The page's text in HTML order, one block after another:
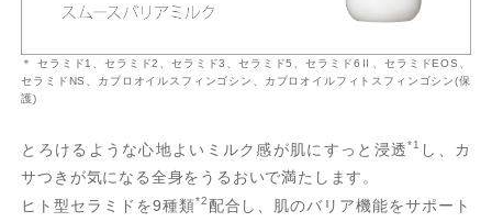
＊ セラミド1、セラミド2、セラミド3、セラミド5、セラミド6Ⅱ、セラミドEOS、
セラミドNS、カプロオイルスフィンゴシン、カプロオイルフィトスフィンゴシン(保
護)
とろけるような心地よいミルク感が肌にすっと浸透*1 し、カ
サつきが気になる全身をうるおいで満たします。
ヒト型セラミドを9種類*2配合し、肌のバリア機能をサポート